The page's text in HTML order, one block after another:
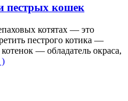
пестрых кошек
котятах — это
пестрого котика —
— обладатель окраса,
)